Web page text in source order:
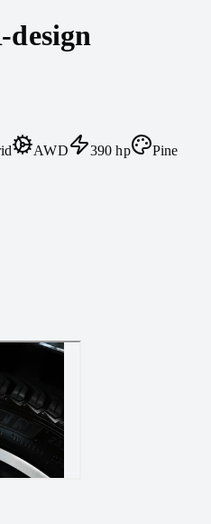
design
AWD 390 hp
Pine